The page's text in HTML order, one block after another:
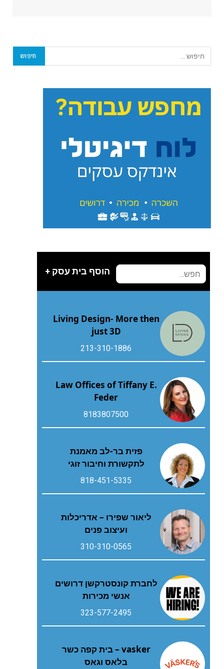
הוסף בית עסק +
Living Design- More then
just 3D
213-310-1886
Law Offices of Tiffany E.
Feder
8183807500
פזית בר-לב מאמנת
לתקשורת וחיבור זוגי
818-451-5335
ליאור שפירו – אדריכלות
ועיצוב פנים
310-310-0565
לחברת קונסטרקשן דרושים
אנשי מכירות
323-577-2495
vasker – בית קפה כשר
בלאס וגאס